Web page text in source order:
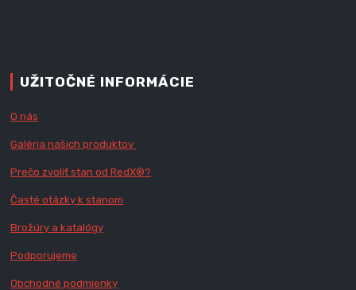
UŽITOČNÉ INFORMÁCIE
O nás
Galéria našich produktov
Prečo zvoliť stan od RedX®?
Časté otázky k stanom
Brožúry a katalógy
Podporujeme
Obchodné podmienky